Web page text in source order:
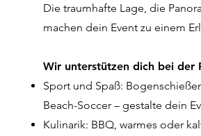
Die traumhafte Lage, die
machen dein Event zu einem
Wir unterstützen dich bei der
Sport und Spaß:
Beach-Soccer – gestalte dein
Kulinarik: BBQ, warmes oder